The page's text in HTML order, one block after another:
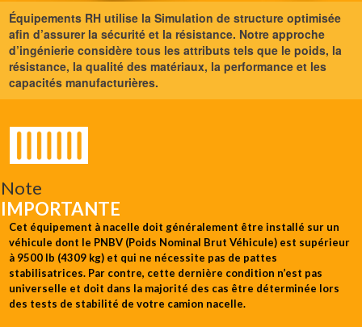
Équipements RH utilise la Simulation de structure optimisée
afin d’assurer la sécurité et la résistance. Notre approche
d’ingénierie considère tous les attributs tels que le poids, la
résistance, la qualité des matériaux, la performance et les
capacités manufacturières.
Note
IMPORTANTE
Cet équipement à nacelle doit généralement être installé sur un
véhicule dont le PNBV (Poids Nominal Brut Véhicule) est supérieur
à 9500 lb (4309 kg) et qui ne nécessite pas de pattes
stabilisatrices. Par contre, cette dernière condition n’est pas
universelle et doit dans la majorité des cas être déterminée lors
des tests de stabilité de votre camion nacelle.